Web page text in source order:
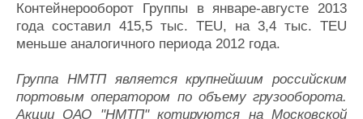
Контейнерооборот Группы в январе-августе 2013
года составил 415,5 тыс. TEU, на 3,4 тыс. TEU
меньше аналогичного периода 2012 года.
Группа НМТП является крупнейшим российским
портовым оператором по объему грузооборота.
Акции ОАО "НМТП" котируются на Московской